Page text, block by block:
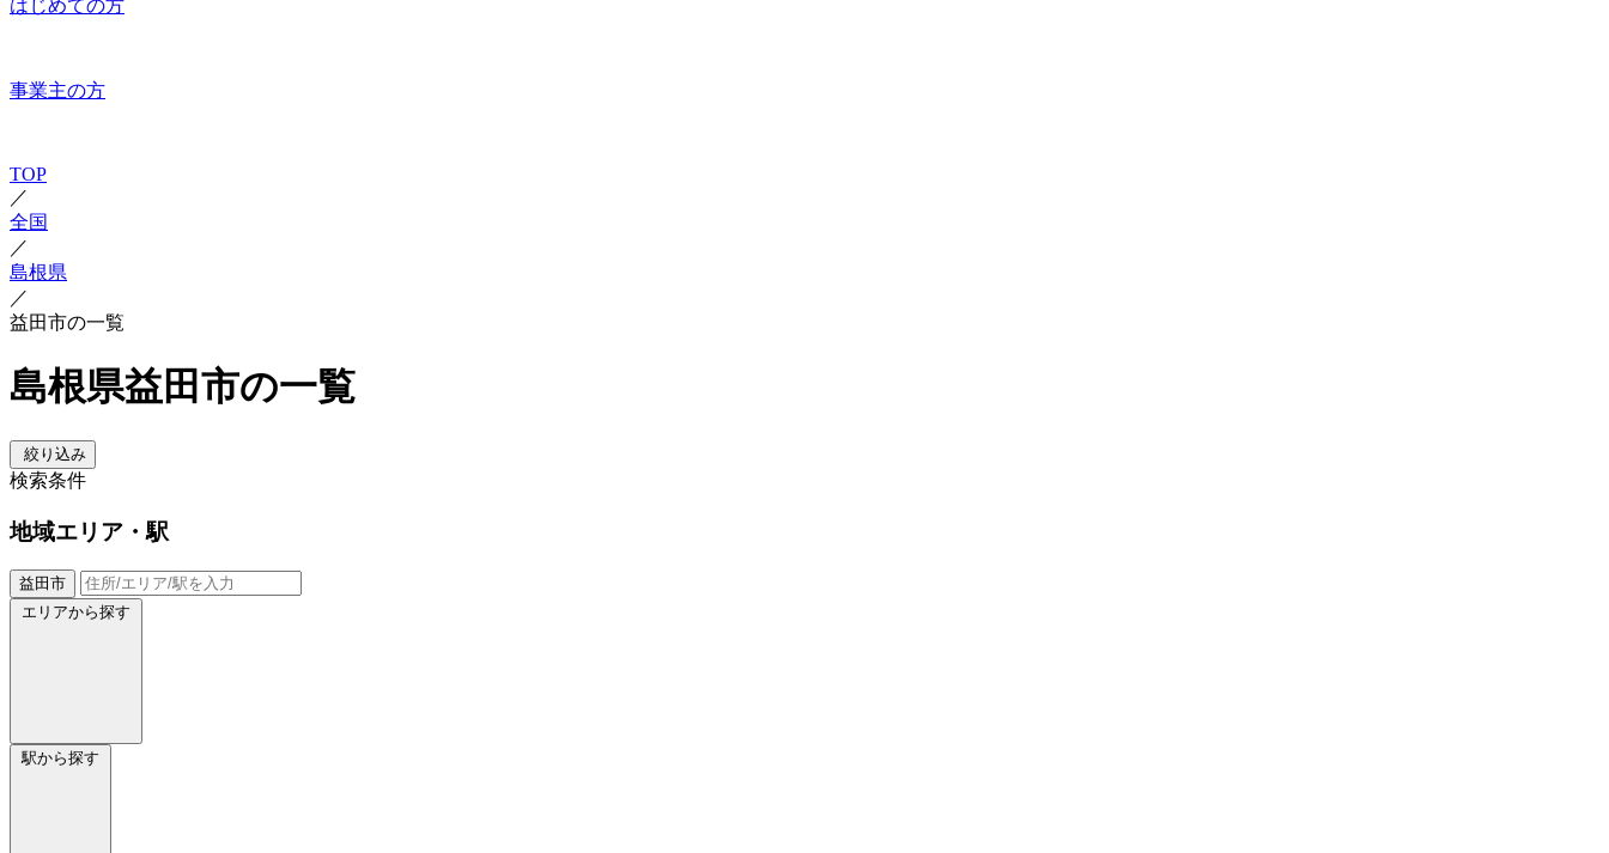
はじめての方
事業主の方
TOP
／
全国
／
島根県
／
益田市の一覧
島根県益田市の一覧
絞り込み
検索条件
地域エリア・駅
益田市
エリアから探す
駅から探す